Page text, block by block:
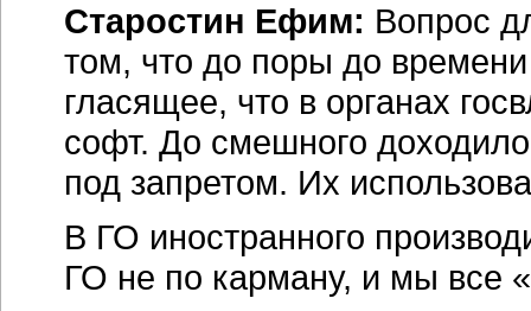
Старостин Ефим: Вопрос
том, что до поры до
гласящее, что в органах
софт. До смешного
под запретом. Их
В ГО иностранного
ГО не по карману, и мы все